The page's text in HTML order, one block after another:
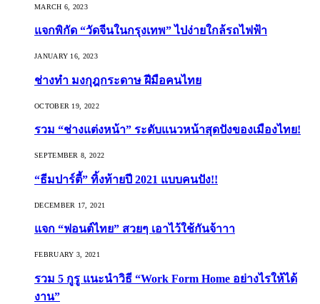
MARCH 6, 2023
แจกพิกัด “วัดจีนในกรุงเทพ” ไปง่ายใกล้รถไฟฟ้า
JANUARY 16, 2023
ช่างทำ มงกุฎกระดาษ ฝีมือคนไทย
OCTOBER 19, 2022
รวม “ช่างแต่งหน้า” ระดับแนวหน้าสุดปังของเมืองไทย!
SEPTEMBER 8, 2022
“ธีมปาร์ตี้” ทิ้งท้ายปี 2021 แบบคนปัง!!
DECEMBER 17, 2021
แจก “ฟอนต์ไทย” สวยๆ เอาไว้ใช้กันจ้าาา
FEBRUARY 3, 2021
รวม 5 กูรู แนะนำวิธี “Work Form Home อย่างไรให้ได้
งาน”